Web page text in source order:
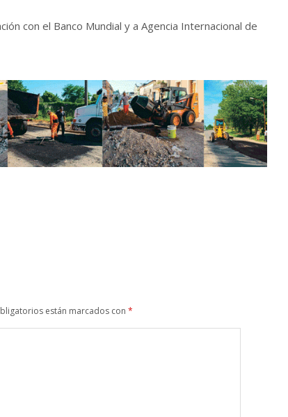
con el Banco Mundial y a Agencia Internacional de
están marcados con *